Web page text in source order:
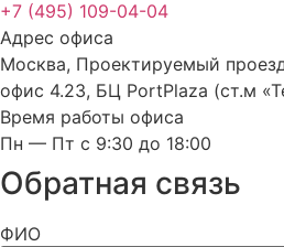
+7 (495) 109-04-04
Адрес офиса
Москва, Проектируемый
офис 4.23, БЦ PortPlaza (ст.м
Время работы офиса
Пн — Пт с 9:30 до 18:00
Обратная связь
ФИО